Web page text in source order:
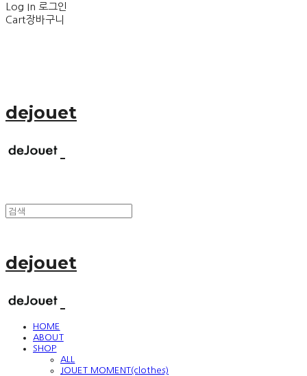
Log In 로그인
Cart장바구니
dejouet
dejouet
HOME
ABOUT
SHOP
ALL
JOUET MOMENT(clothes)